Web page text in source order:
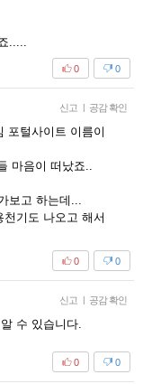
.....
0
0
신고 | 공감 확인
포털사이트 이름이
마음이 떠났죠..
보고 하는데...
기도 나오고 해서
0
0
신고 | 공감 확인
수 있습니다.
0
0